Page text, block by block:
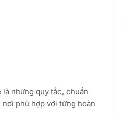
những quy tắc, chuẩn
phù hợp với từng hoản